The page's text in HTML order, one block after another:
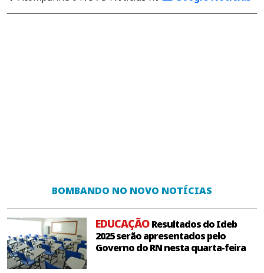
BOMBANDO NO NOVO NOTÍCIAS
EDUCAÇÃOResultados do Ideb
2025 serão apresentados pelo
Governo do RN nesta quarta-feira